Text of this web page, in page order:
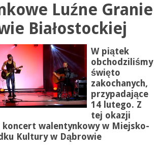
Luźne Granie
Białostockiej
W piątek
obchodziliśmy
święto
zakochanych,
przypadające
14 lutego. Z
tej okazji
koncert walentynkowy w Miejsko-
Kultury w Dąbrowie